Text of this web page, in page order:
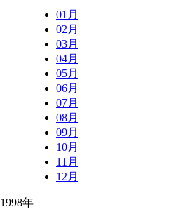
01月
02月
03月
04月
05月
06月
07月
08月
09月
10月
11月
12月
1998年